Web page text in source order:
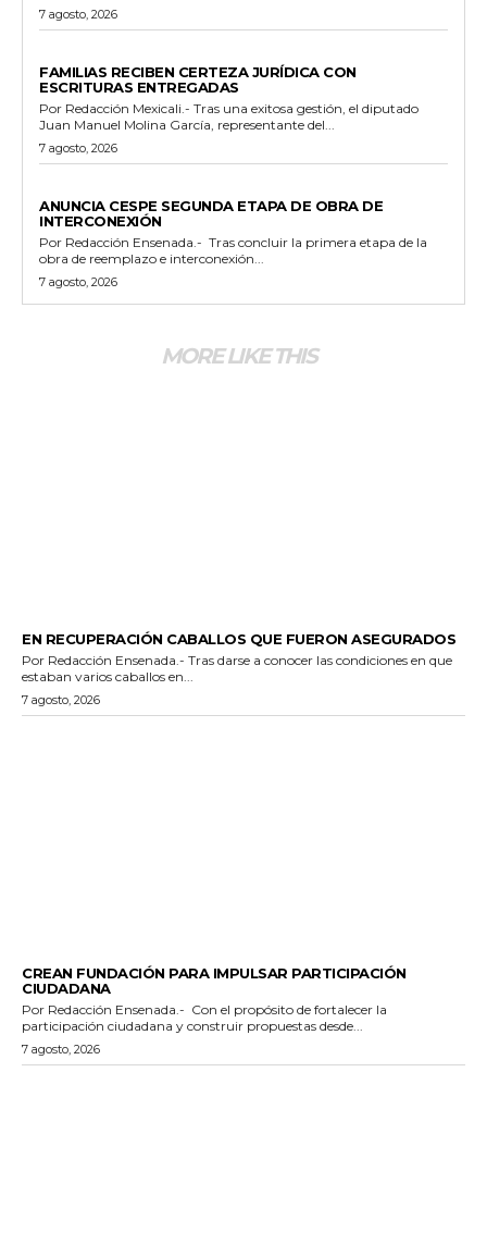
7 agosto, 2026
FAMILIAS RECIBEN CERTEZA JURÍDICA CON
ESCRITURAS ENTREGADAS
Por Redacción Mexicali.- Tras una exitosa gestión, el diputado
Juan Manuel Molina García, representante del...
7 agosto, 2026
ANUNCIA CESPE SEGUNDA ETAPA DE OBRA DE
INTERCONEXIÓN
Por Redacción Ensenada.- Tras concluir la primera etapa de la
obra de reemplazo e interconexión...
7 agosto, 2026
MORE LIKE THIS
EN RECUPERACIÓN CABALLOS QUE FUERON ASEGURADOS
Por Redacción Ensenada.- Tras darse a conocer las condiciones en que
estaban varios caballos en...
7 agosto, 2026
CREAN FUNDACIÓN PARA IMPULSAR PARTICIPACIÓN
CIUDADANA
Por Redacción Ensenada.- Con el propósito de fortalecer la
participación ciudadana y construir propuestas desde...
7 agosto, 2026